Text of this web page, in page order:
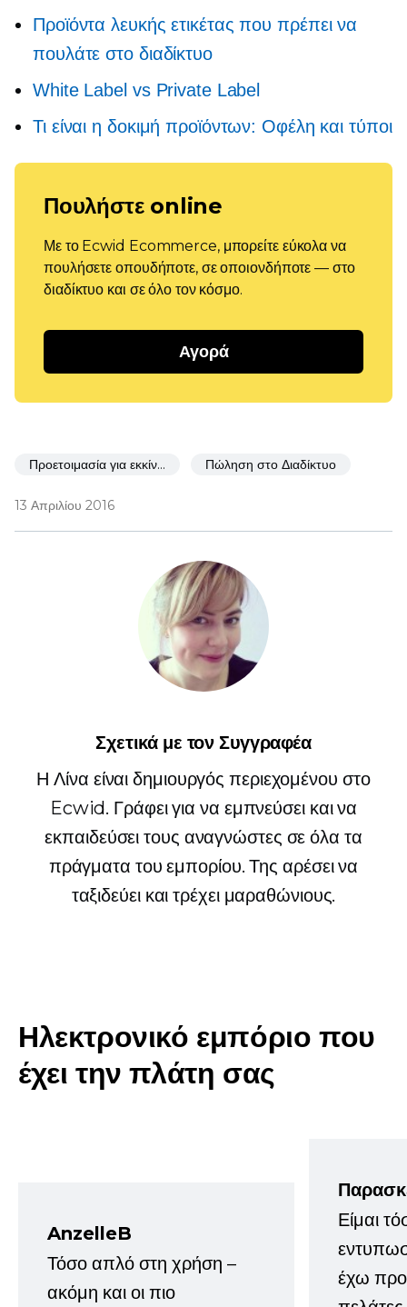
Προϊόντα λευκής ετικέτας που πρέπει να
πουλάτε στο διαδίκτυο
White Label vs Private Label
Τι είναι η δοκιμή προϊόντων: Οφέλη και τύποι
Πουλήστε online
Με το Ecwid Ecommerce, μπορείτε εύκολα να
πουλήσετε οπουδήποτε, σε οποιονδήποτε — στο
διαδίκτυο και σε όλο τον κόσμο.
Αγορά
Προετοιμασία για εκκίνηση Πώληση στο Διαδίκτυο
13 Απριλίου 2016
Σχετικά με τον Συγγραφέα
Η Λίνα είναι δημιουργός περιεχομένου στο
Ecwid. Γράφει για να εμπνεύσει και να
εκπαιδεύσει τους αναγνώστες σε όλα τα
πράγματα του εμπορίου. Της αρέσει να
ταξιδεύει και τρέχει μαραθώνιους.
Ηλεκτρονικό εμπόριο που
έχει την πλάτη σας
AnzelleB
Τόσο απλό στη χρήση –
ακόμη και οι πιο
Είμαι
έχω